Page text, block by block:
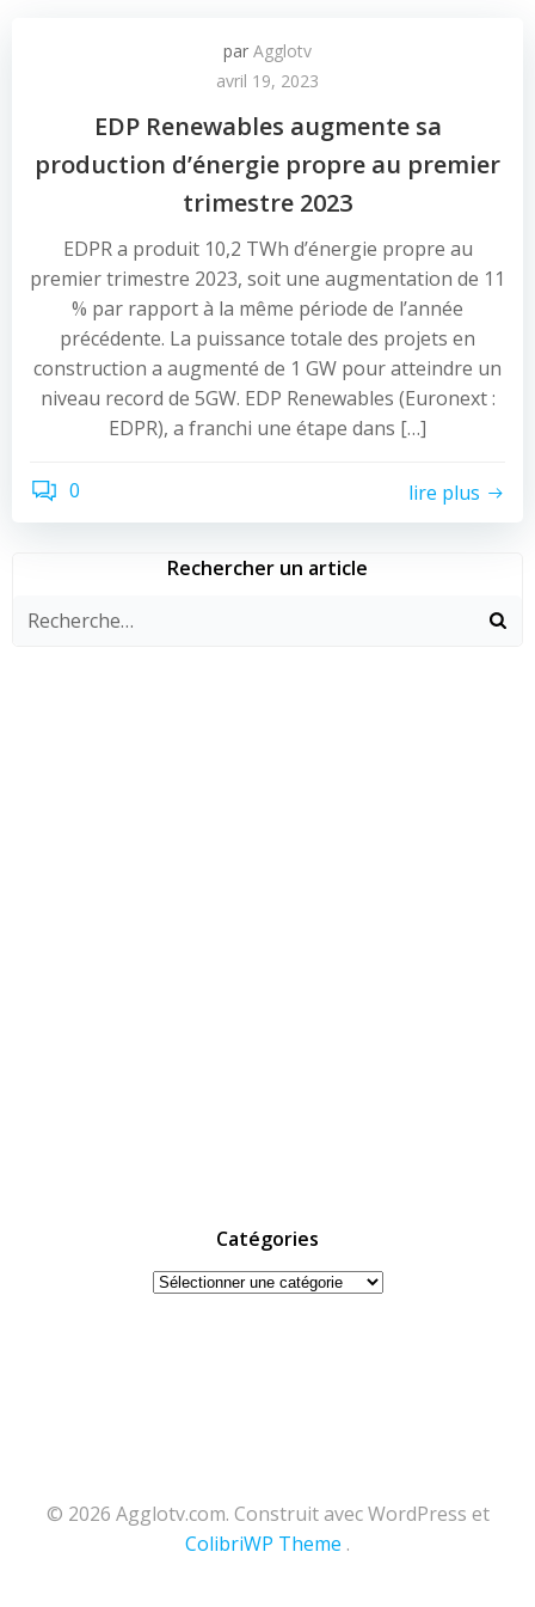
par Agglotv
avril 19, 2023
EDP Renewables augmente sa
production d’énergie propre au premier
trimestre 2023
EDPR a produit 10,2 TWh d’énergie propre au
premier trimestre 2023, soit une augmentation de 11
% par rapport à la même période de l’année
précédente. La puissance totale des projets en
construction a augmenté de 1 GW pour atteindre un
niveau record de 5GW. EDP Renewables (Euronext :
EDPR), a franchi une étape dans […]
0 lire plus
Rechercher un article
Catégories
Catégories
© 2026 Agglotv.com. Construit avec WordPress et
ColibriWP Theme .